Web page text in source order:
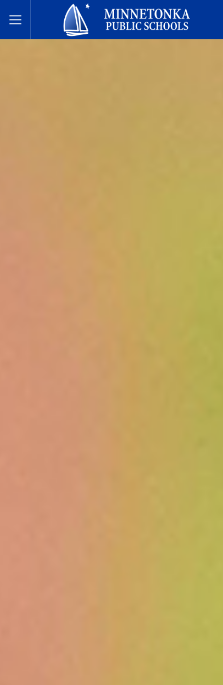
Toggle Menu
مدارس مينيتونكا العامة